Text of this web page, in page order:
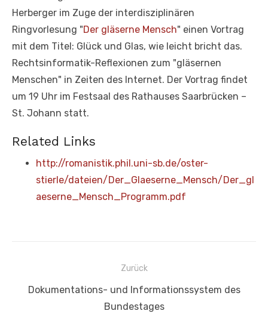
Herberger im Zuge der interdisziplinären
Ringvorlesung "Der gläserne Mensch" einen Vortrag
mit dem Titel: Glück und Glas, wie leicht bricht das.
Rechtsinformatik-Reflexionen zum "gläsernen
Menschen" in Zeiten des Internet. Der Vortrag findet
um 19 Uhr im Festsaal des Rathauses Saarbrücken –
St. Johann statt.
Related Links
http://romanistik.phil.uni-sb.de/oster-
stierle/dateien/Der_Glaeserne_Mensch/Der_gl
aeserne_Mensch_Programm.pdf
Beitragsnavigation
Zurück
Vorheriger
Dokumentations- und Informationssystem des
Bundestages